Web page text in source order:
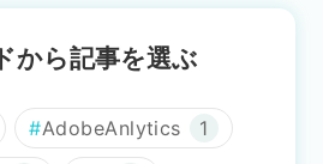
から記事を選ぶ
AdobeAnlytics 1